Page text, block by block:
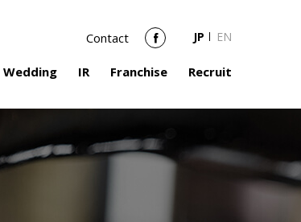
Wedding IR Franchise Recruit
Contact Facebook
JP EN